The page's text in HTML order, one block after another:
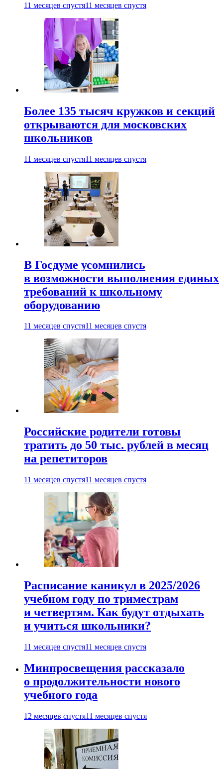
11 месяцев спустя11 месяцев спустя
Более 135 тысяч кружков и секций
открываются для московских
школьников
11 месяцев спустя11 месяцев спустя
В Госдуме усомнились
в возможности выполнения единых
требований к школьному
оборудованию
11 месяцев спустя11 месяцев спустя
Российские родители готовы
тратить до 50 тыс. рублей в месяц
на репетиторов
11 месяцев спустя11 месяцев спустя
Расписание каникул в 2025/2026
учебном году по триместрам
и четвертям. Как будут отдыхать
и учиться школьники?
11 месяцев спустя11 месяцев спустя
Минпросвещения рассказало
о продолжительности нового
учебного года
12 месяцев спустя11 месяцев спустя